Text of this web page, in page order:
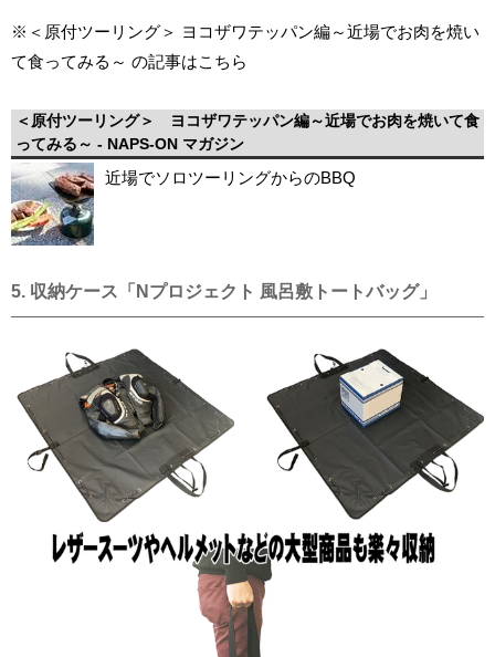
※＜原付ツーリング＞ ヨコザワテッパン編～近場でお肉を焼い
て食ってみる～ の記事はこちら
＜原付ツーリング＞ ヨコザワテッパン編～近場でお肉を焼いて食
ってみる～ - NAPS-ON マガジン
近場でソロツーリングからのBBQ
5. 収納ケース「Nプロジェクト 風呂敷トートバッグ」